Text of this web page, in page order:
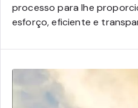
processo para lhe
esforço, eficiente e